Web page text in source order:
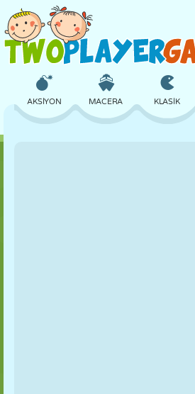
AKSIYON MACERA KLASIK